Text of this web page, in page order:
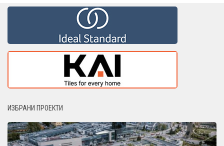
ИЗБРАНИ ПРОЕКТИ